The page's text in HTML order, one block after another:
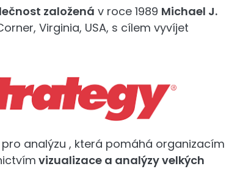
založená v roce 1989 Michael J.
Virginia, USA, s cílem vyvíjet
pro analýzu , která pomáhá organizacím
vizualizace a analýzy velkých